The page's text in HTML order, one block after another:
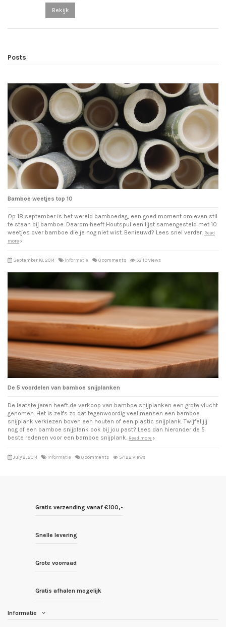
Bekijk
Posts
Bamboe weetjes top 10
Op 18 september is het wereld bamboedag, een goed moment om even stil
te staan bij bamboe. Daarom heeft Houtspul een lijst samengesteld met 10
weetjes over bamboe die je nog niet wist. Benieuwd? Lees snel verder. Read
more
September 18, 2014 Informatie 0 comments 58119 views
De 5 voordelen van bamboe snijplanken
De laatste jaren heeft de verkoop van bamboe snijplanken een grote vlucht
genomen. Het is zelfs zo dat tegenwoordig veel mensen een bamboe
snijplank verkiezen boven een houten of een plastic snijplank. Twijfel jij
nog of een bamboe snijplank ook bij jou past? Lees dan hieronder de 5
beste redenen voor een bamboe snijplank. Read more
July 2, 2014 Informatie 0 comments 57122 views
Gratis verzending vanaf €100,-
Snelle levering
Grote voorraad
Gratis afhalen mogelijk
Informatie